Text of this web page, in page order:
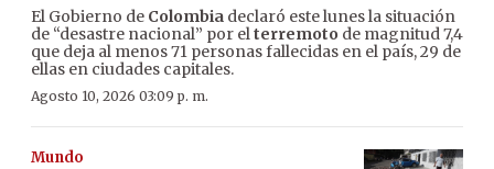
El Gobierno de Colombia declaró este lunes la situación
de “desastre nacional” por elterremoto de magnitud 7,4
que deja al menos 71 personas fallecidas en el país, 29 de
ellas en ciudades capitales.
Agosto 10, 2026 03:09 p. m.
Mundo